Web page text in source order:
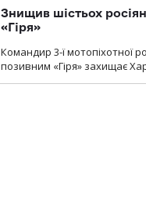
Знищив шістьох
«Гіря»
Командир 3-ї мотопіхотної
позивним «Гіря» захищає